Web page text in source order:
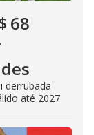
68
derrubada
até 2027